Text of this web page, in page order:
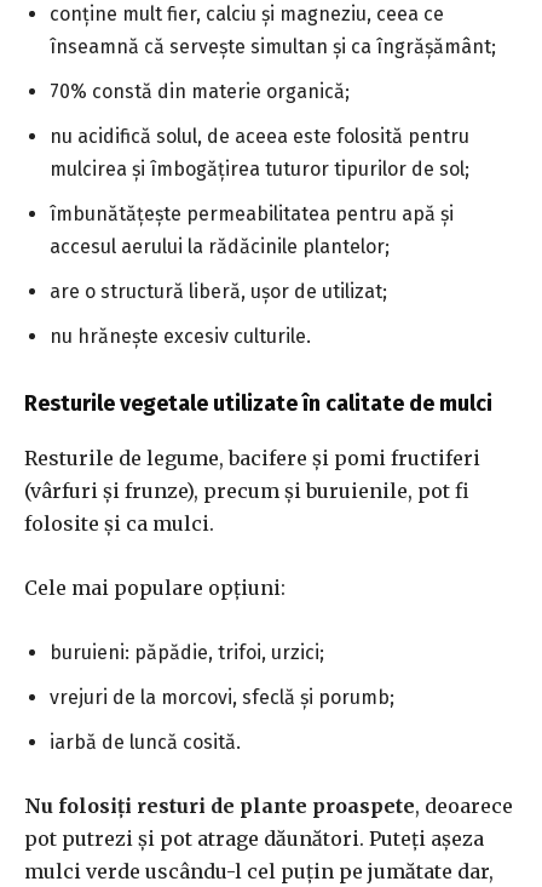
conține mult fier, calciu și magneziu, ceea ce
înseamnă că servește simultan și ca îngrășământ;
70% constă din materie organică;
nu acidifică solul, de aceea este folosită pentru
mulcirea și îmbogățirea tuturor tipurilor de sol;
îmbunătățește permeabilitatea pentru apă și
accesul aerului la rădăcinile plantelor;
are o structură liberă, ușor de utilizat;
nu hrănește excesiv culturile.
Resturile vegetale utilizate în calitate de mulci
Resturile de legume, bacifere și pomi fructiferi
(vârfuri și frunze), precum și buruienile, pot fi
folosite și ca mulci.
Cele mai populare opțiuni:
buruieni: păpădie, trifoi, urzici;
vrejuri de la morcovi, sfeclă și porumb;
iarbă de luncă cosită.
Nu folosiți resturi de plante proaspete, deoarece
pot putrezi și pot atrage dăunători. Puteți așeza
mulci verde uscându-l cel puțin pe jumătate dar,